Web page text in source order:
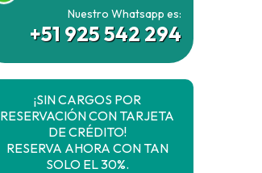
Nuestro Whatsapp es:
+51 925 542 294
¡SIN CARGOS POR
RESERVACIÓN CON TARJETA
DE CRÉDITO!
RESERVA AHORA CON TAN
SOLO EL 30%.